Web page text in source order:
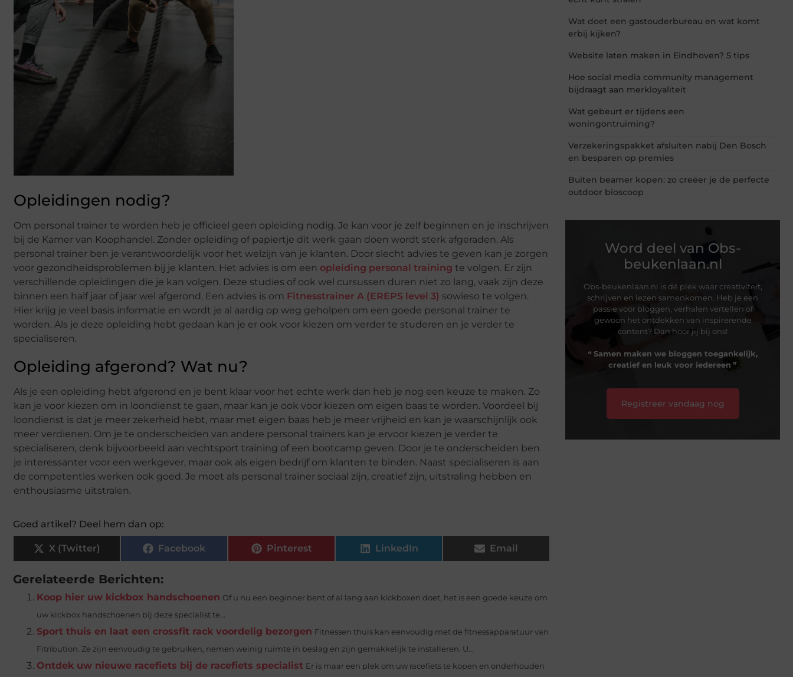
Opleidingen nodig?
Om personal trainer te worden heb je officieel geen opleiding nodig. Je kan voor je zelf beginnen en je inschrijven
bij de Kamer van Koophandel. Zonder opleiding of papiertje dit werk gaan doen wordt sterk afgeraden. Als
personal trainer ben je verantwoordelijk voor het welzijn van je klanten. Door slecht advies te geven kan je zorgen
voor gezondheidsproblemen bij je klanten. Het advies is om een opleiding personal training te volgen. Er zijn
verschillende opleidingen die je kan volgen. Deze studies of ook wel cursussen duren niet zo lang, vaak zijn deze
binnen een half jaar of jaar wel afgerond. Een advies is om Fitnesstrainer A (EREPS level 3) sowieso te volgen.
Hier krijg je veel basis informatie en wordt je al aardig op weg geholpen om een goede personal trainer te
worden. Als je deze opleiding hebt gedaan kan je er ook voor kiezen om verder te studeren en je verder te
specialiseren.
Opleiding afgerond? Wat nu?
Als je een opleiding hebt afgerond en je bent klaar voor het echte werk dan heb je nog een keuze te maken. Zo
kan je voor kiezen om in loondienst te gaan, maar kan je ook voor kiezen om eigen baas te worden. Voordeel bij
loondienst is dat je meer zekerheid hebt, maar met eigen baas heb je meer vrijheid en kan je waarschijnlijk ook
meer verdienen. Om je te onderscheiden van andere personal trainers kan je ervoor kiezen je verder te
specialiseren, denk bijvoorbeeld aan vechtsport training of een bootcamp geven. Door je te onderscheiden ben
je interessanter voor een werkgever, maar ook als eigen bedrijf om klanten te binden. Naast specialiseren is aan
de competenties werken ook goed. Je moet als personal trainer sociaal zijn, creatief zijn, uitstraling hebben en
enthousiasme uitstralen.
Goed artikel? Deel hem dan op:
X (Twitter) Facebook Pinterest LinkedIn Email
Gerelateerde Berichten:
Koop hier uw kickbox handschoenen Of u nu een beginner bent of al lang aan kickboxen doet, het is een goede keuze om
uw kickbox handschoenen bij deze specialist te...
Sport thuis en laat een crossfit rack voordelig bezorgen Fitnessen thuis kan eenvoudig met de fitnessapparatuur van
Fitribution. Ze zijn eenvoudig te gebruiken, nemen weinig ruimte in beslag en zijn gemakkelijk te installeren. U...
Ontdek uw nieuwe racefiets bij de racefiets specialist Er is maar een plek om uw racefiets te kopen en onderhouden
Wat doet een gastouderbureau en wat komt
erbij kijken?
Website laten maken in Eindhoven? 5 tips
Hoe social media community management
bijdraagt aan merkloyaliteit
Wat gebeurt er tijdens een
woningontruiming?
Verzekeringspakket afsluiten nabij Den Bosch
en besparen op premies
Buiten beamer kopen: zo creëer je de perfecte
outdoor bioscoop
Word deel van Obs-
beukenlaan.nl
Obs-beukenlaan.nl is dé plek waar creativiteit,
schrijven en lezen samenkomen. Heb je een
passie voor bloggen, verhalen vertellen of
gewoon het ontdekken van inspirerende
content? Dan hoor jij bij ons!
❝ Samen maken we bloggen toegankelijk,
creatief en leuk voor iedereen ❞
Registreer vandaag nog